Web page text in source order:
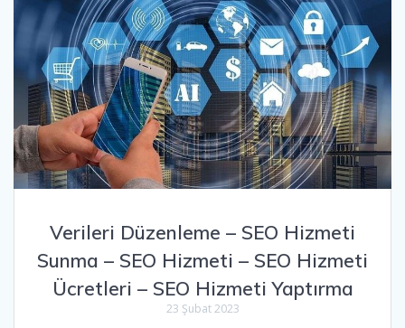
Verileri Düzenleme – SEO Hizmeti
Sunma – SEO Hizmeti – SEO Hizmeti
Ücretleri – SEO Hizmeti Yaptırma
23 Şubat 2023